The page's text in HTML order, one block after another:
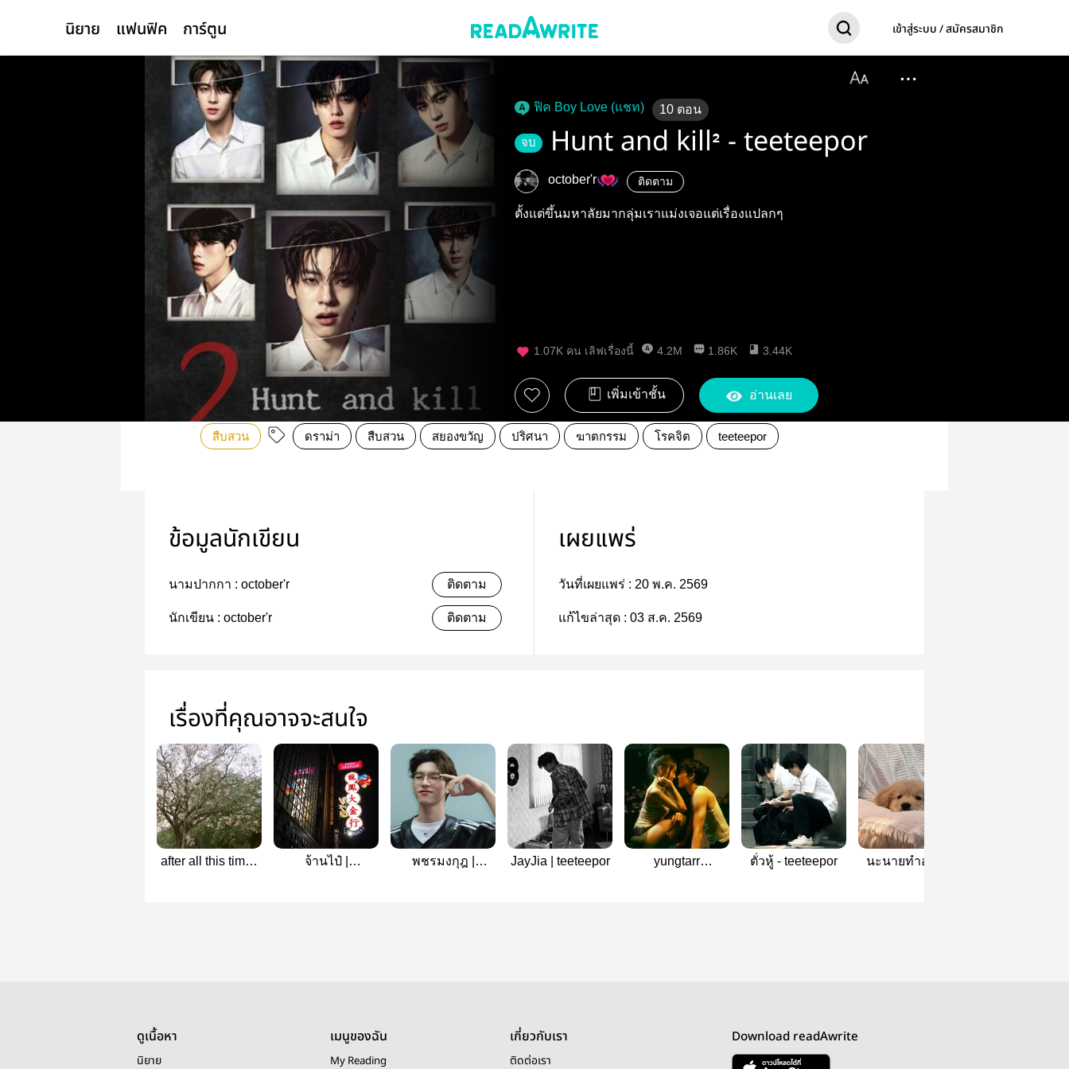
นิยาย แฟนฟิค การ์ตูน เข้าสู่ระบบ / สมัครสมาชิก
ฟิค Boy Love (แชท) 10 ตอน
จบ Hunt and kill² - teeteepor
october'r ติดตาม
ตั้งแต่ขึ้นมหาลัยมากลุ่มเราแม่งเจอแต่เรื่องแปลกๆ
1.07K คน เลิฟเรื่องนี้ 4.2M 1.86K 3.44K
เพิ่มเข้าชั้น อ่านเลย
สืบสวน ดราม่า สืบสวน สยองขวัญ ปริศนา ฆาตกรรม โรคจิต teeteepor
ข้อมูลนักเขียน
นามปากกา : october'r ติดตาม
นักเขียน : october'r ติดตาม
เผยแพร่
วันที่เผยแพร่ : 20 พ.ค. 2569
แก้ไขล่าสุด : 03 ส.ค. 2569
เรื่องที่คุณอาจจะสนใจ
after all this time |
จ้านไป๋ |
พชรมงกุฎ |
JayJia | teeteepor
yungtarr
ตั่วหู้ - teeteepor
นะนายทำอะไร ,
ดูเนื้อหา
นิยาย
เมนูของฉัน
My Reading
เกี่ยวกับเรา
ติดต่อเรา
Download readAwrite